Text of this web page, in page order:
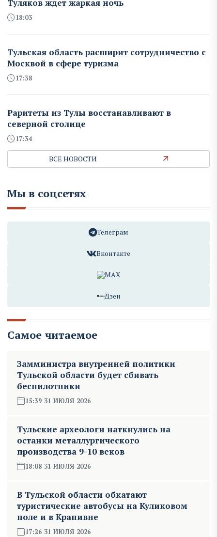
Туляков ждет жаркая ночь
18:03
Тульская область расширит сотрудничество с
Москвой в сфере туризма
17:38
Раритеты из Тулы восстанавливают в
северной столице
17:34
ВСЕ НОВОСТИ
Мы в соцсетях
Телеграм
Вконтакте
MAX
Дзен
Самое читаемое
Замминистра внутренней политики
Тульской области будет сбивать
беспилотники
15:39 31 ИЮЛЯ 2026
Тульские археологи наткнулись на
останки металлургического
производства 9-10 веков
18:08 31 ИЮЛЯ 2026
В Тульской области обкатают
туристические автобусы на Куликовом
поле и в Крапивне
17:26 31 ИЮЛЯ 2026